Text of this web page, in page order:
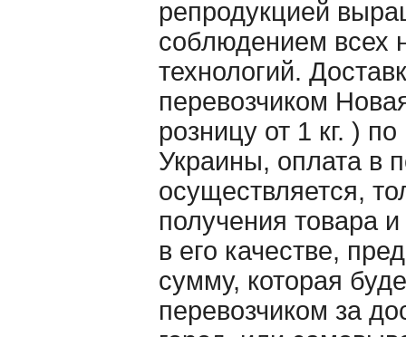
репродукцией
соблюдением всех
технологий.
перевозчиком
розницу от 1 кг. )
Украины, оплата в
осуществляется,
получения товара
в его качестве,
сумму, которая
перевозчиком за